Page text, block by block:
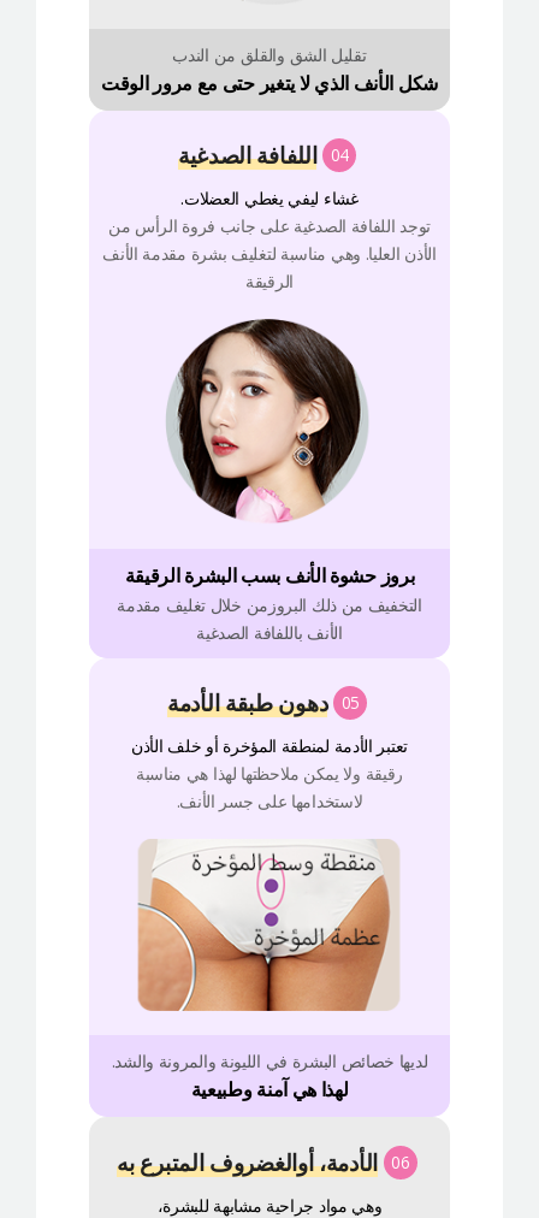
تقليل الشق والقلق من الندب
شكل الأنف الذي لا يتغير حتى مع مرور الوقت
04 اللفافة الصدغية
غشاء ليفي يغطي العضلات.
توجد اللفافة الصدغية على جانب فروة الرأس من
الأذن العليا. وهي مناسبة لتغليف بشرة مقدمة الأنف
الرقيقة
بروز حشوة الأنف بسب البشرة الرقيقة
التخفيف من ذلك البروزمن خلال تغليف مقدمة
الأنف باللفافة الصدغية
05 دهون طبقة الأدمة
تعتبر الأدمة لمنطقة المؤخرة أو خلف الأذن
رقيقة ولا يمكن ملاحظتها لهذا هي مناسبة
لاستخدامها على جسر الأنف.
لديها خصائص البشرة في الليونة والمرونة والشد.
لهذا هي آمنة وطبيعية
06 الأدمة، أوالغضروف المتبرع به
وهي مواد جراحية مشابهة للبشرة،